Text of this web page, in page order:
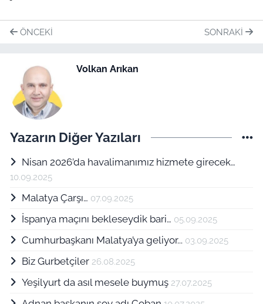
ÖNCEKI SONRAKI
Volkan Arıkan
Yazarın Diğer Yazıları
Nisan 2026’da havalimanımız hizmete girecek…
10.09.2025
Malatya Çarşı… 07.09.2025
İspanya maçını bekleseydik bari… 05.09.2025
Cumhurbaşkanı Malatya’ya geliyor... 03.09.2025
Biz Gurbetçiler 26.08.2025
Yeşilyurt da asıl mesele buymuş 27.07.2025